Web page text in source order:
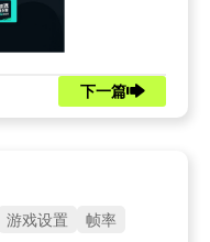
下一篇
游戏设置
帧率